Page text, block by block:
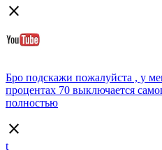
close
Бро подскажи пожалуйста , у
процентах 70 выключается
полностью
close
t